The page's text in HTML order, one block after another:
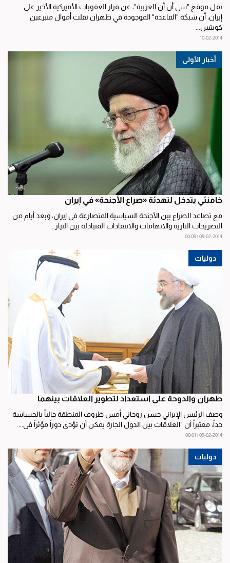
نقل موقع "سي أن أن العربية"، عن قرار العقوبات الأميركية الأخير على
إيران، أن شبكة "القاعدة" الموجودة في طهران نقلت أموال متبرعين
كويتيين...
10-02-2014
أخبار الأولى
خامنئي يتدخل لتهدئة «صراع الأجنحة» في إيران
مع تصاعد الصراع بين الأجنحة السياسية المتصارعة في إيران، وبعد أيام من
التصريحات النارية والاتهامات والانتقادات المتبادلة بين التيار...
09-02-2014 | 00:09
دوليات
طهران والدوحة على استعداد لتطوير العلاقات بينهما
وصف الرئيس الإيراني حسن روحاني أمس ظروف المنطقة حالياً بالحساسة
جداً، معتبراً أن "العلاقات بين الدول الجارة يمكن أن تؤدي دوراً مؤثراً في...
09-02-2014 | 00:01
دوليات